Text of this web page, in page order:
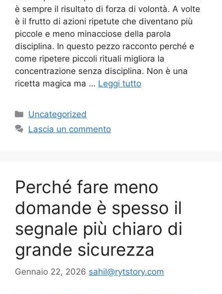
è sempre il risultato di forza di volontà. A volte
è il frutto di azioni ripetute che diventano più
piccole e meno minacciose della parola
disciplina. In questo pezzo racconto perché e
come ripetere piccoli rituali migliora la
concentrazione senza disciplina. Non è una
ricetta magica ma … Leggi tutto
Categorie
Uncategorized
Lascia un commento
Perché fare meno
domande è spesso il
segnale più chiaro di
grande sicurezza
Gennaio 22, 2026 sahil@rytstory.com